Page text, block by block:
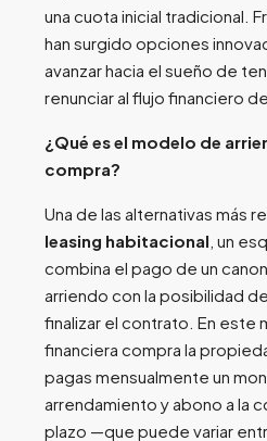
una cuota inicial tradicional.
han surgido opciones
avanzar hacia el sueño de
renunciar al flujo financiero
¿Qué es el modelo de
compra?
Una de las alternativas más
leasing habitacional , un
combina el pago de un
arriendo con la posibilidad
finalizar el contrato. En este
financiera compra la
pagas mensualmente un
arrendamiento y abono a la
plazo —que puede variar